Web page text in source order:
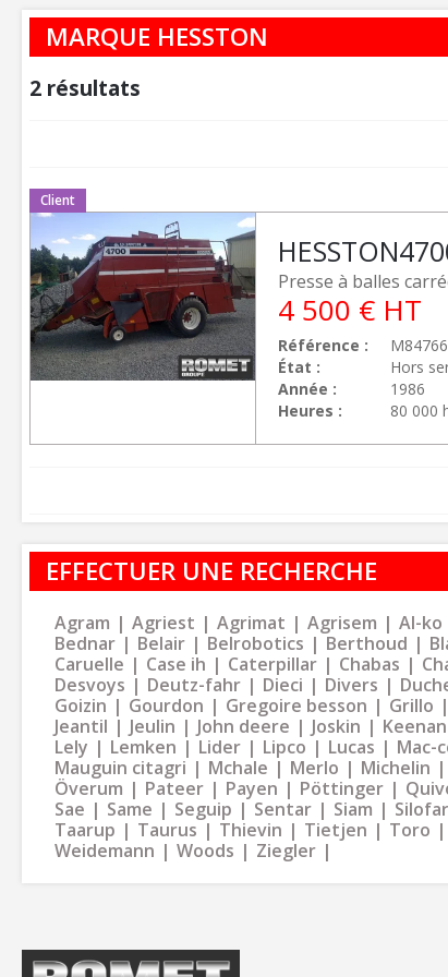
MARQUE HESSTON
2 résultats
Client
Presse à balles
HESSTON
Référence
M84766
État
Hors
Année
1986
Heures
80 000
4 500 € HT
EFFECTUER UNE RECHERCHE
Agram Agriest Agrimat Agrisem Al-ko
Bednar
Belair Belrobotics Berthoud
Caruelle
Case ih Caterpillar Chabas
Desvoys
Deutz-fahr Dieci Divers
Goizin
Gourdon Gregoire besson Grillo
Jeantil
Jeulin John deere Joskin Keenan
Lely
Lemken Lider Lipco Lucas Mac-
Mauguin citagri
Mchale Merlo Michelin
Överum
Pateer Payen Pöttinger
Sae
Same Seguip Sentar Siam
Taarup
Taurus Thievin Tietjen Toro
Weidemann
Woods Ziegler